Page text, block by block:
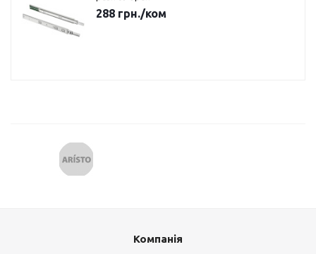
288 грн./ком
Компанія